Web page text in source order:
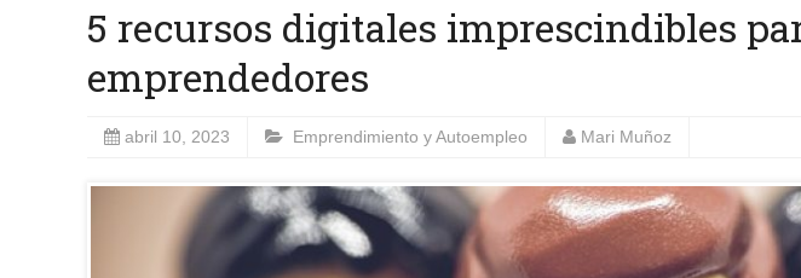
5 recursos digitales imprescindibles
emprendedores
abril 10, 2023 Emprendimiento y Autoempleo Mari Muñoz